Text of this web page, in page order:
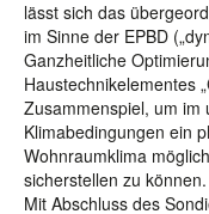
lässt sich das
im Sinne der EPBD
Ganzheitliche
Haustechnikelementes
Zusammenspiel, um im
Klimabedingungen ein
Wohnraumklima
sicherstellen zu können.
Mit Abschluss des